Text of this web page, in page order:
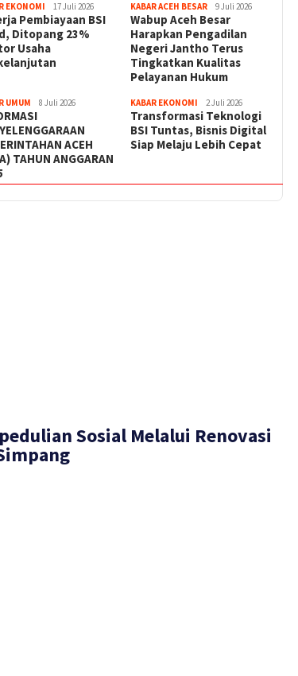
EKONOMI 17 Juli 2026
Pembiayaan BSI
Ditopang 23%
Usaha
KABAR ACEH BESAR 9 Juli 2026
Wabup Aceh Besar
Harapkan Pengadilan
Negeri Jantho Terus
Tingkatkan Kualitas
Pelayanan Hukum
UMUM 8 Juli 2026
ACEH
TAHUN ANGGARAN
KABAR EKONOMI 2 Juli 2026
Transformasi Teknologi
BSI Tuntas, Bisnis Digital
Siap Melaju Lebih Cepat
Sosial Melalui Renovasi